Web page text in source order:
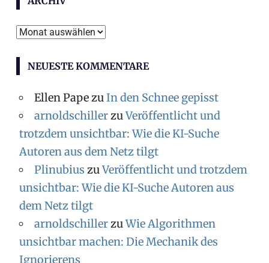
e
n
A
i
v
NEUESTE KOMMENTARE
Ellen PapezuIn den Schnee gepisst
arnoldschillerzuVeröffentlicht und
trotzdem unsichtbar: Wie die KI-Suche
Autoren aus dem Netz tilgt
Plinubius zuVeröffentlicht und trotzdem
unsichtbar: Wie die KI-Suche Autoren aus
dem Netz tilgt
arnoldschillerzuWie Algorithmen
unsichtbar machen: Die Mechanik des
Ignorierens